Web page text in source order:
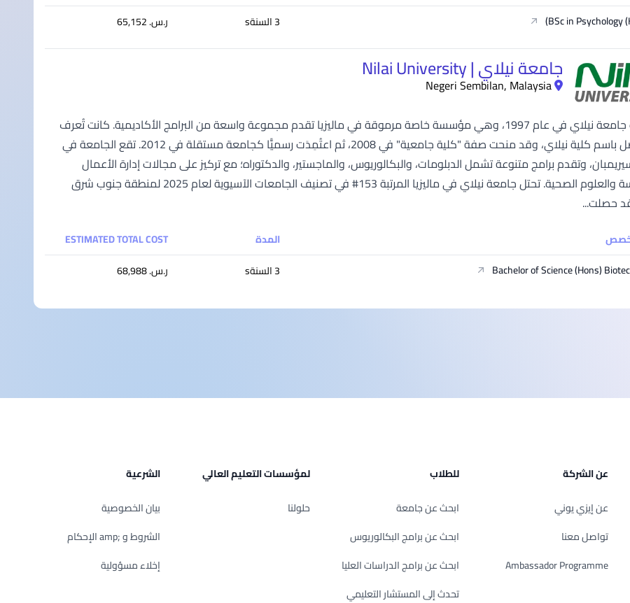
BSc in Psychology
3 السنةs ر.س.‏ 65,152
جامعة نيلاي | Nilai University
Negeri Sembilan, Malaysia
تأسست جامعة نيلاي في عام 1997، وهي مؤسسة خاصة مرموقة في ماليزيا تقدم مجموعة واسعة من البرامج الأكاديمية. كانت تُعرف
في الأصل باسم كلية نيلاي، وقد منحت صفة "كلية جامعية" في 2008، ثم اعتُمِدَت رسميًّا كجامعة مستقلة في 2012. تقع الجامعة في
وتقدم برامج متنوعة تشمل الدبلومات، والبكالوريوس، والماجستير، والدكتوراه؛ مع تركيز على مجالات إدارة الأعمال
والهندسة والعلوم الصحية. تحتل جامعة نيلاي في ماليزيا المرتبة 153# في تصنيف الجامعات الآسيوية لعام 2025 لمنطقة جنوب شرق
حصلت...
المدة
ESTIMATED TOTAL COST
Bachelor of Science (Hons)
3 السنةs ر.س.‏ 68,988
عن الشركة
عن إيزي يوني
تواصل معنا
Ambassador Programme
للطلاب
ابحث عن جامعة
ابحث عن برامج البكالوريوس
ابحث عن برامج الدراسات العليا
تحدث إلى المستشار التعليمي
لمؤسسات التعليم العالي
حلولنا
الشرعية
بيان الخصوصية
الشروط و ;amp الإحكام
إخلاء مسؤولية